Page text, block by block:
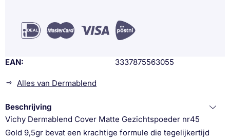
EAN 3337875563055
Alles van Dermablend
Beschrijving
Vichy Dermablend Cover Matte Gezichtspoeder nr45
Gold 9,5gr bevat een krachtige formule die tegelijkertijd